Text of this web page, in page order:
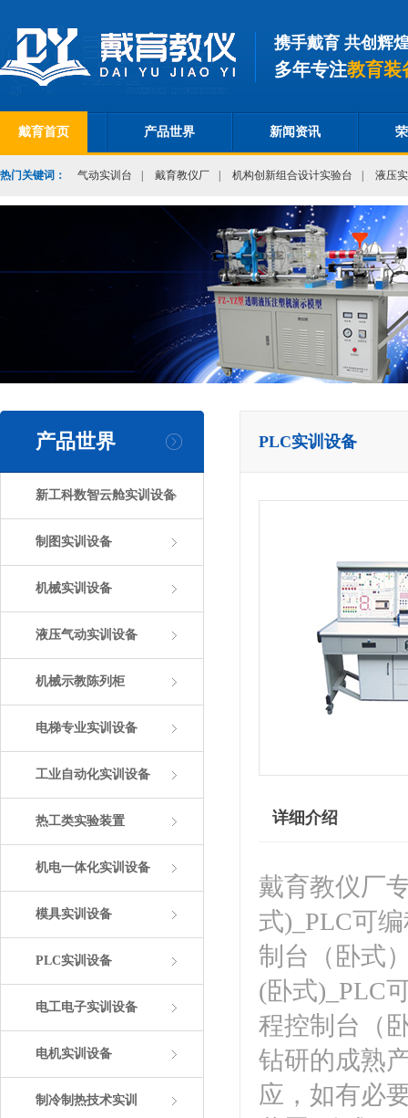
携手戴育 共创辉
多年专注教育装
戴育首页 产品世界 新闻资讯
热门关键词： 气动实训台 戴育教仪厂 机构创新组合设计实验台 液压
产品世界
新工科数智云舱实训设备
制图实训设备
机械实训设备
液压气动实训设备
机械示教陈列柜
电梯专业实训设备
工业自动化实训设备
热工类实验装置
机电一体化实训设备
模具实训设备
PLC实训设备
电工电子实训设备
电机实训设备
制冷制热技术实训
PLC实训设备
详细介绍
戴育教仪厂
式)_PLC可
制台（卧式
(卧式)_PLC
程控制台（
钻研的成熟
应，如有必